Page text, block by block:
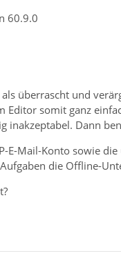
60.9.0
überrascht und
Editor somit ganz
inakzeptabel. Dann
E-Mail-Konto sowie
die Offline-